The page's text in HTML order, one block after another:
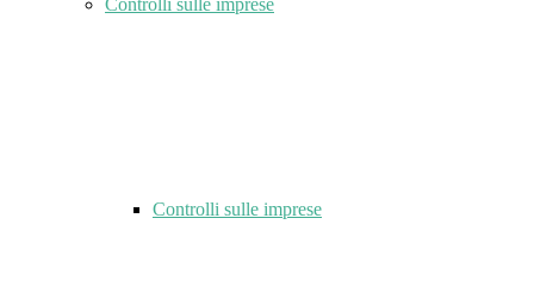
Controlli sulle imprese
Controlli sulle imprese